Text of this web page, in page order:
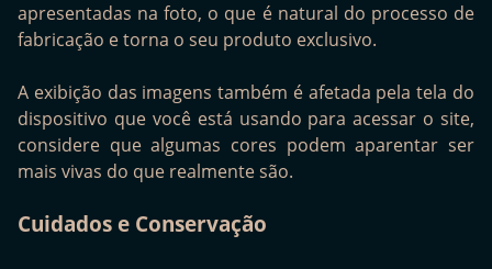
apresentadas na foto, o que é natural do processo de
fabricação e torna o seu produto exclusivo.
A exibição das imagens também é afetada pela tela do
dispositivo que você está usando para acessar o site,
considere que algumas cores podem aparentar ser
mais vivas do que realmente são.
Cuidados e Conservação